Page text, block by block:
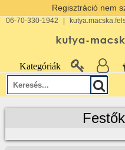
Regisztráció nem
06-70-330-1942
Kategóriák